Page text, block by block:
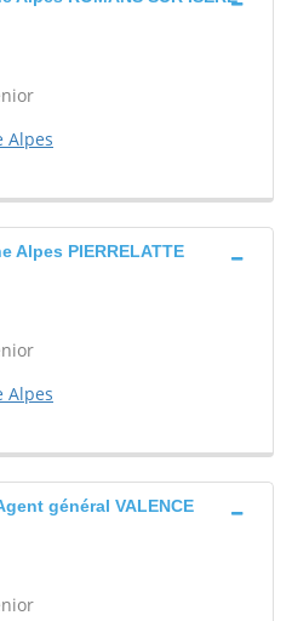
Alpes
Alpes PIERRELATTE
Alpes
général VALENCE